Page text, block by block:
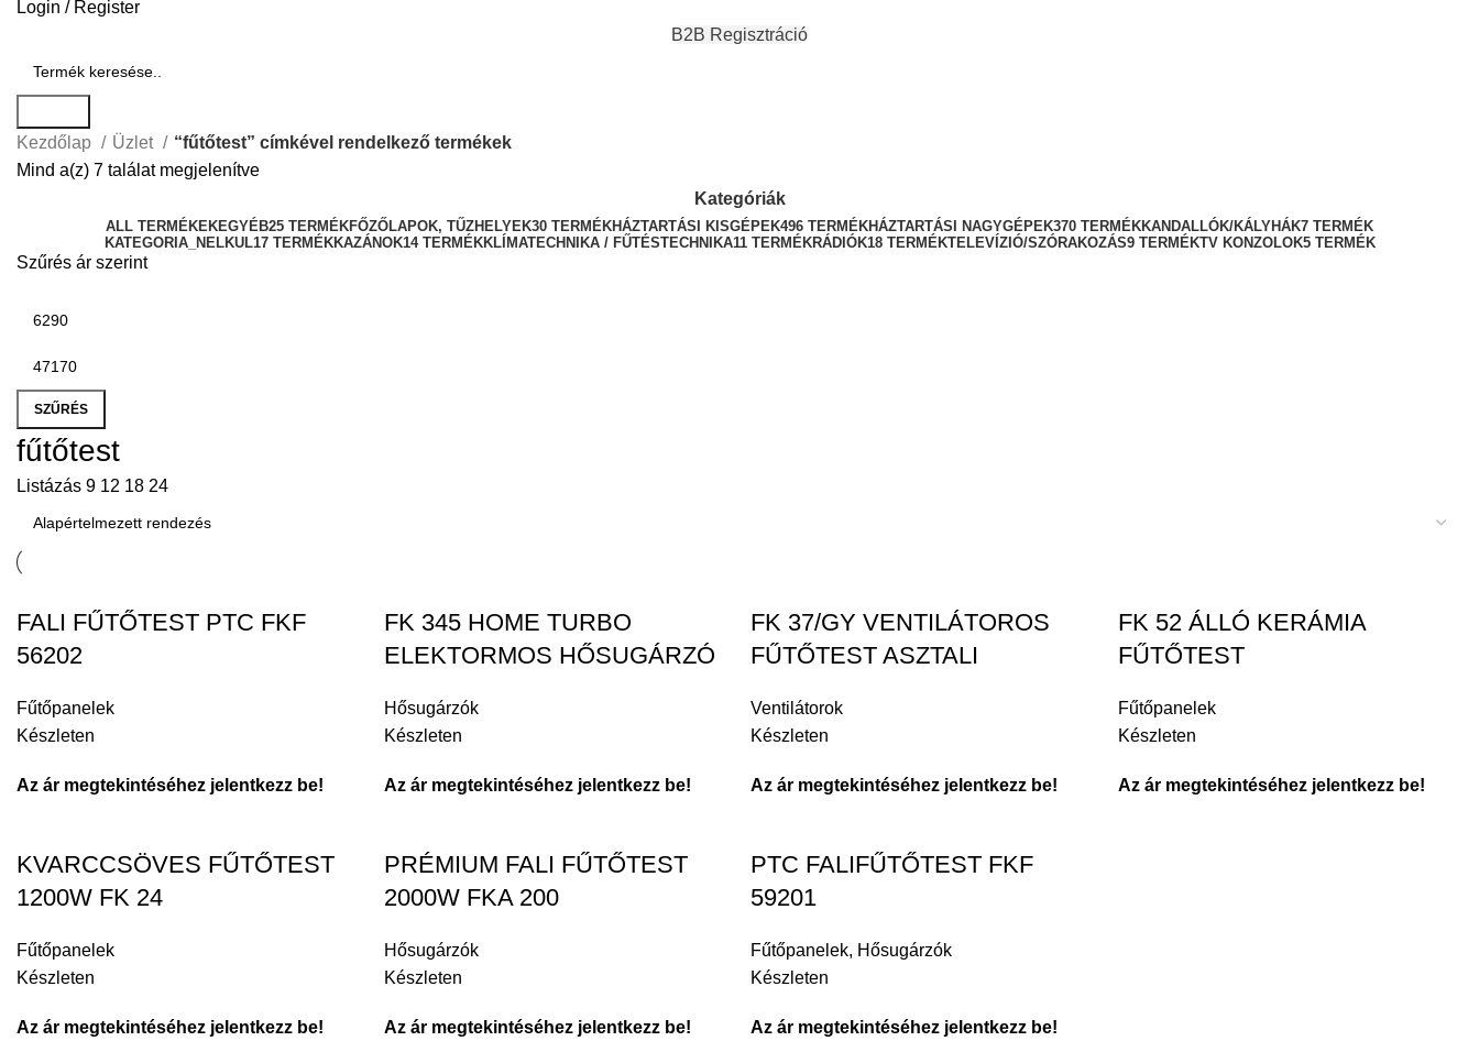
Login / Register
B2B Regisztráció
Kezdőlap
Üzlet
“fűtőtest” címkével rendelkező termékek
Mind a(z) 7 találat megjelenítve
Kategóriák
ALL TERMÉKEKEGYÉB25 TERMÉKFŐZŐLAPOK, TŰZHELYEK30 TERMÉKHÁZTARTÁSI KISGÉPEK496 TERMÉKHÁZTARTÁSI NAGYGÉPEK370 TERMÉKKANDALLÓK/KÁLYHÁK7 TERMÉK
KATEGORIA_NELKUL17 TERMÉKKAZÁNOK14 TERMÉKKLÍMATECHNIKA / FŰTÉSTECHNIKA11 TERMÉKRÁDIÓK18 TERMÉKTELEVÍZIÓ/SZÓRAKOZÁS9 TERMÉKTV KONZOLOK5 TERMÉK
Szűrés ár szerint
SZŰRÉS
fűtőtest
Listázás 9 12 18 24
FALI FŰTŐTEST PTC FKF
56202
Fűtőpanelek
Készleten
Az ár megtekintéséhez jelentkezz be!
FK 345 HOME TURBO
ELEKTORMOS HŐSUGÁRZÓ
Hősugárzók
Készleten
Az ár megtekintéséhez jelentkezz be!
FK 37/GY VENTILÁTOROS
FŰTŐTEST ASZTALI
Ventilátorok
Készleten
Az ár megtekintéséhez jelentkezz be!
FK 52 ÁLLÓ KERÁMIA
FŰTŐTEST
Fűtőpanelek
Készleten
Az ár megtekintéséhez jelentkezz be!
KVARCCSÖVES FŰTŐTEST
1200W FK 24
Fűtőpanelek
Készleten
Az ár megtekintéséhez jelentkezz be!
PRÉMIUM FALI FŰTŐTEST
2000W FKA 200
Hősugárzók
Készleten
Az ár megtekintéséhez jelentkezz be!
PTC FALIFŰTŐTEST FKF
59201
Fűtőpanelek, Hősugárzók
Készleten
Az ár megtekintéséhez jelentkezz be!